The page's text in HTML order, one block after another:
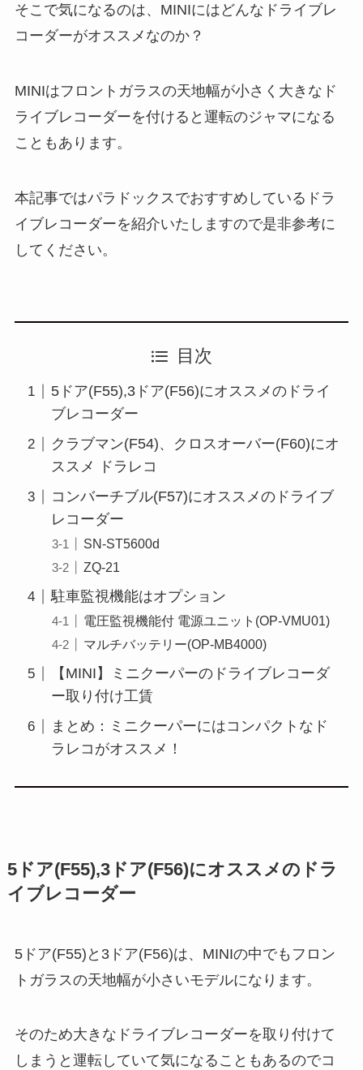
そこで気になるのは、MINIにはどんなドライブレ
コーダーがオススメなのか？
MINIはフロントガラスの天地幅が小さく大きなド
ライブレコーダーを付けると運転のジャマになる
こともあります。
本記事ではパラドックスでおすすめしているドラ
イブレコーダーを紹介いたしますので是非参考に
してください。
目次
5ドア(F55),3ドア(F56)にオススメのドライ
ブレコーダー
クラブマン(F54)、クロスオーバー(F60)にオ
ススメ ドラレコ
コンバーチブル(F57)にオススメのドライブ
レコーダー
SN-ST5600d
ZQ-21
駐車監視機能はオプション
電圧監視機能付 電源ユニット(OP-VMU01)
マルチバッテリー(OP-MB4000)
【MINI】ミニクーパーのドライブレコーダ
ー取り付け工賃
まとめ：ミニクーパーにはコンパクトなド
ラレコがオススメ！
5ドア(F55),3ドア(F56)にオススメのドラ
イブレコーダー
5ドア(F55)と3ドア(F56)は、MINIの中でもフロン
トガラスの天地幅が小さいモデルになります。
そのため大きなドライブレコーダーを取り付けて
しまうと運転していて気になることもあるのでコ